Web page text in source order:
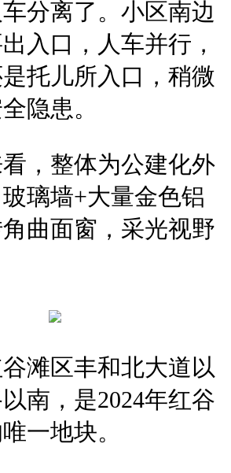
分离了。小区南边
入口，人车并行，
托儿所入口，稍微
隐患。
，整体为公建化外
璃墙+大量金色铝
曲面窗 ，采光视野
滩区丰和北大道以
南，是2024年红谷
一地块。